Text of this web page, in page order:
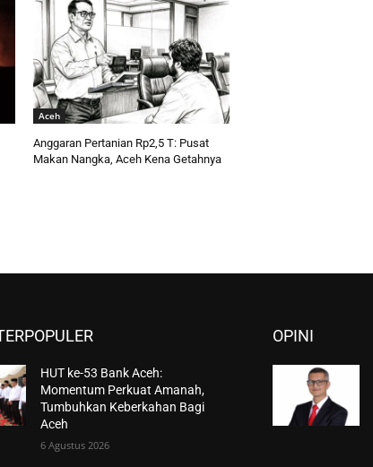
Aceh
Anggaran Pertanian Rp2,5 T: Pusat
Makan Nangka, Aceh Kena Getahnya
HUT ke-53 Bank Aceh:
Momentum Perkuat Amanah,
Tumbuhkan Keberkahan Bagi
Aceh
6 Agustus 2026
OPINI